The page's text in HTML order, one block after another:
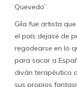
Quevedo”.
Gila fue artista
el país dejase de
regodearse en lo
para sacar a
diván terapéutico
sus propios